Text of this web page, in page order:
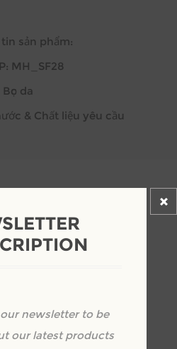
sản phẩm:
MH_SF28
Bọc da
& Chất liệu yêu cầu
liên quan
newsletter to be
our latest products